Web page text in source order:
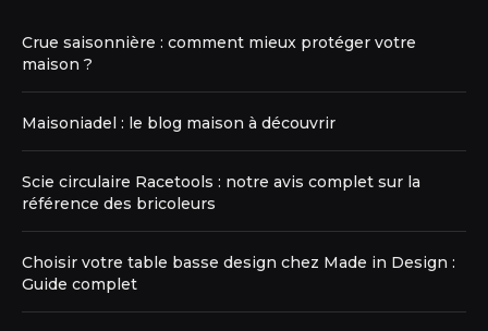
Crue saisonnière : comment mieux protéger votre
maison ?
Maisoniadel : le blog maison à découvrir
Scie circulaire Racetools : notre avis complet sur la
référence des bricoleurs
Choisir votre table basse design chez Made in Design :
Guide complet